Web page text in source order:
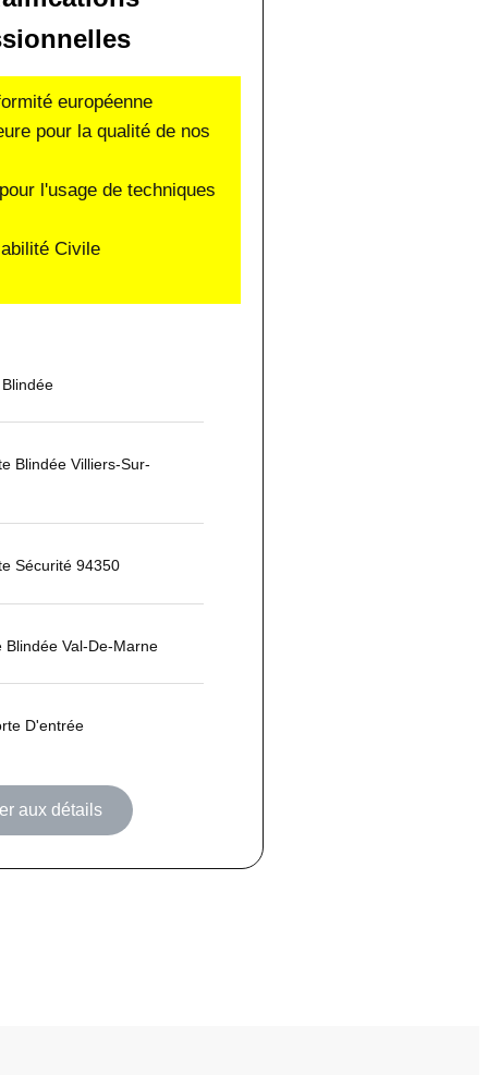
européenne
pour la qualité de nos
l'usage de techniques
Civile
Blindée Villiers-Sur-
Sécurité 94350
Blindée Val-De-Marne
D'entrée
aux détails